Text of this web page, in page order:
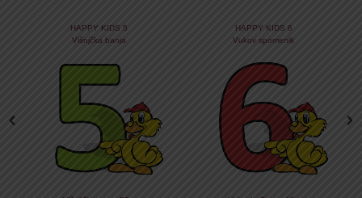
HAPPY KIDS 5
Višnjčka banja
HAPPY KIDS 6
Vukov spomenik